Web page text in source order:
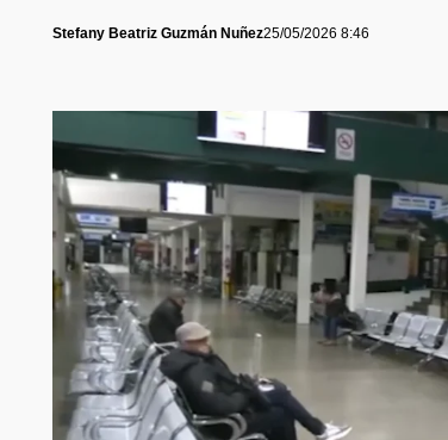
Stefany Beatriz Guzmán Nuñez25/05/2026 8:46